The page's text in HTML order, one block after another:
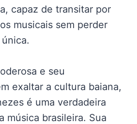
capaz de transitar por
musicais sem perder
e seu
exaltar a cultura baiana,
é uma verdadeira
música brasileira. Sua